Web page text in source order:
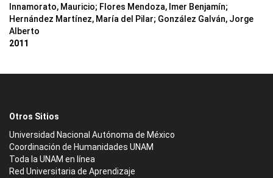
Innamorato, Mauricio; Flores Mendoza, Imer Benjamín;
Hernández Martínez, María del Pilar; González Galván, Jorge
Alberto
2011
Otros Sitios
Universidad Nacional Autónoma de México
Coordinación de Humanidades UNAM
Toda la UNAM en línea
Red Universitaria de Aprendizaje